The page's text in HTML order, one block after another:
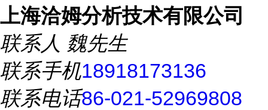
上海洽姆分析技术有限公司
联系人 魏先生
联系手机18918173136
联系电话86-021-52969808